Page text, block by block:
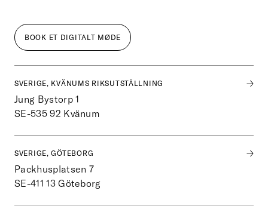
BOOK ET DIGITALT MØDE
SVERIGE, KVÄNUMS RIKSUTSTÄLLNING
Jung Bystorp 1
SE-535 92 Kvänum
SVERIGE, GÖTEBORG
Packhusplatsen 7
SE-411 13 Göteborg